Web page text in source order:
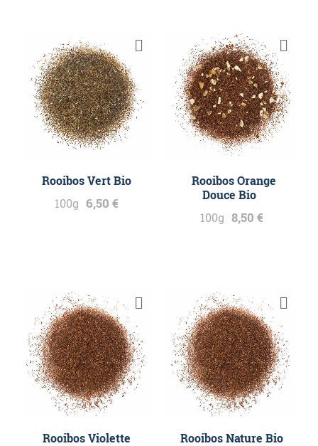
Rooibos Vert Bio
100g 6,50 €
Rooibos Orange
Douce Bio
100g 8,50 €
Rooibos Violette
Rooibos Nature Bio